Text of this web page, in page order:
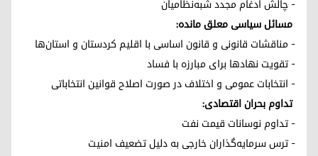
- چالش ادغام مجدد شبه‌نظامیان
مسائل سیاسی معلق مانده:
- مناقشات قانونی و قانون اساسی با اقلیم کردستان و استان‌ها
- تقویت نهادها برای مبارزه با فساد
- انتخابات عمومی و اختلاف در صورت اصلاح قوانین انتخاباتی
تداوم بحران اقتصادی:
- تداوم نوسانات قیمت نفت
- ترس سرمایه‌گذاران خارجی به دلیل تضعیف امنیت